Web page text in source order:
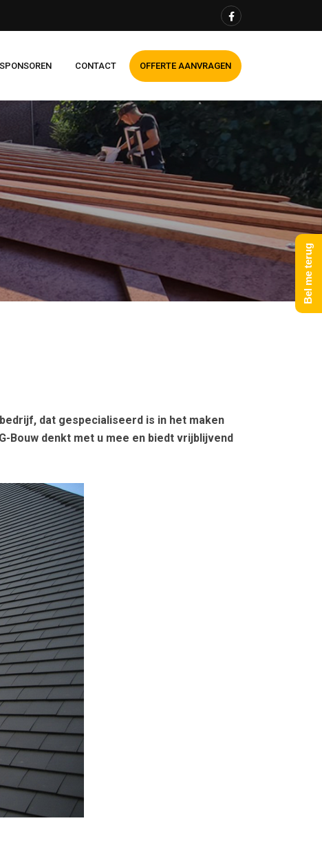
SPONSOREN CONTACT OFFERTE AANVRAGEN
dat gespecialiseerd is in het maken
Bouw denkt met u mee en biedt vrijblijvend
Bel me terug